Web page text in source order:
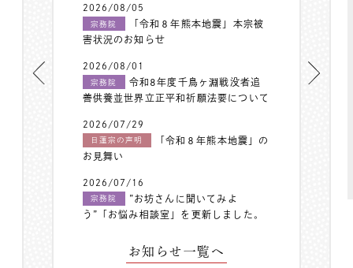
2026/08/05
宗務院
「令和８年熊本地震」本宗被
害状況のお知らせ
2026/08/01
宗務院
令和8年度千鳥ヶ淵戦没者追
善供養並世界立正平和祈願法要について
2026/07/29
日蓮宗の声明
「令和８年熊本地震」の
お見舞い
2026/07/16
宗務院
”お坊さんに聞いてみよ
う”「お悩み相談室」を更新しました。
お知らせ一覧へ